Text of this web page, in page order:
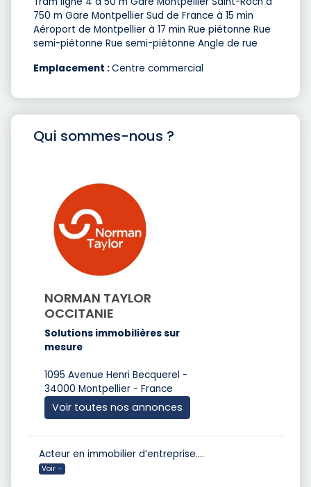
750 m Gare Montpellier Sud de France à 15 min
Aéroport de Montpellier à 17 min Rue piétonne Rue
semi-piétonne Rue semi-piétonne Angle de rue
Emplacement :Centre commercial
Qui sommes-nous ?
NORMAN TAYLOR
OCCITANIE
Solutions immobilières sur
mesure
1095 Avenue Henri Becquerel -
34000 Montpellier - France
Voir toutes nos annonces
Acteur en immobilier d’entreprise....
Voir +